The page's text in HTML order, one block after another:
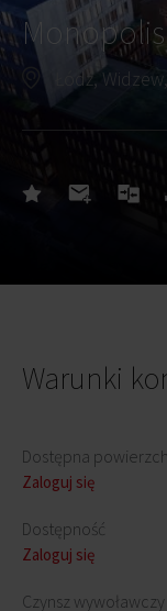
Łódź,
Warunki
Dostępna
Zaloguj się
Dostępność
Zaloguj się
Czynsz wywoławczy